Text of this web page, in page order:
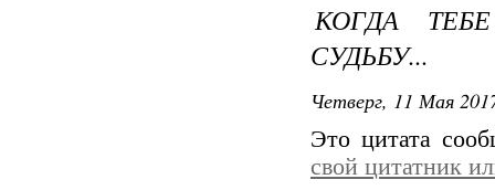
КОГДА
СУДЬБУ...
Четверг, 11 Мая
Это цитата
свой цитатник